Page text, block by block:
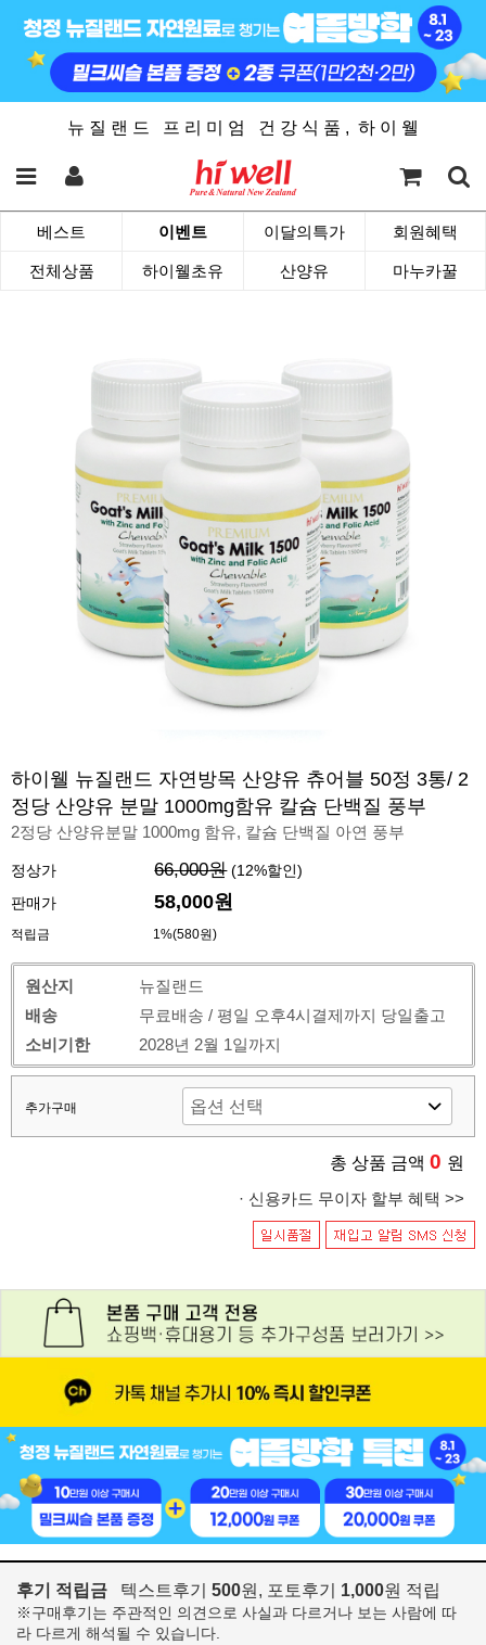
뉴 질 랜 드 프 리 미 엄 건 강 식 품 , 하 이 웰
베스트 이벤트 이달의특가 회원혜택
전체상품 하이웰초유 산양유 마누카꿀
하이웰 뉴질랜드 자연방목 산양유 츄어블 50정 3통/ 2
정당 산양유 분말 1000mg함유 칼슘 단백질 풍부
2정당 산양유분말 1000mg 함유, 칼슘 단백질 아연 풍부
정상가 66,000원 (12%할인)
판매가
58,000원
적립금 1%(580원)
원산지
뉴질랜드
배송
무료배송 / 평일 오후4시결제까지 당일출고
소비기한
2028년 2월 1일까지
추가구매
총 상품 금액 0 원
· 신용카드 무이자 할부 혜택 >>
후기 적립금 텍스트후기 500원, 포토후기 1,000원 적립
※구매후기는 주관적인 의견으로 사실과 다르거나 보는 사람에 따
라 다르게 해석될 수 있습니다.